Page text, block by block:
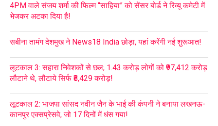
4PM वाले संजय शर्मा की फिल्म “साहिया” को सेंसर बोर्ड ने रिव्यू कमेटी में
भेजकर अटका दिया है!
सबीना तामंग देशमुख ने News18 India छोड़ा, यहां करेंगी नई शुरूआत!
लूटकाल 3: सहारा निवेशकों से छल; 1.43 करोड़ लोगों को ₹97,412 करोड़
लौटाने थे, लौटाये सिर्फ ₹8,429 करोड़!
लूटकाल 2: भाजपा सांसद नवीन जैन के भाई की कंपनी ने बनाया लखनऊ-
कानपुर एक्सप्रेसवे, जो 17 दिनों में धंस गया!